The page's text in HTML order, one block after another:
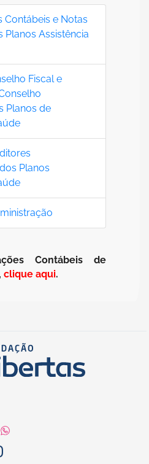
Contábeis e Notas
Planos Assistência
Fiscal e
Planos de
Planos
Contábeis de
clique aqui.